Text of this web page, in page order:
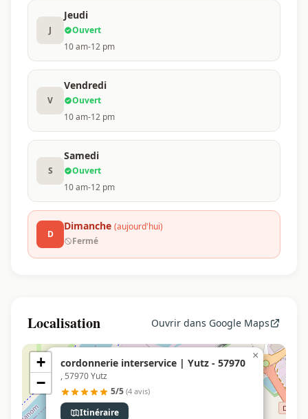
J
Jeudi
Ouvert
10 am-12 pm
V
Vendredi
Ouvert
10 am-12 pm
S
Samedi
Ouvert
10 am-12 pm
D
Dimanche (aujourd'hui)
Fermé
Localisation Ouvrir dans Google Maps
cordonnerie interservice | Yutz - 57970
, 57970 Yutz
5/5 (4 avis)
Itinéraire
×
+
−